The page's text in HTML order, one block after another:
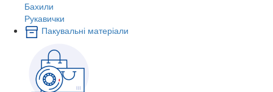
Бахили
Рукавички
Пакувальні матеріали